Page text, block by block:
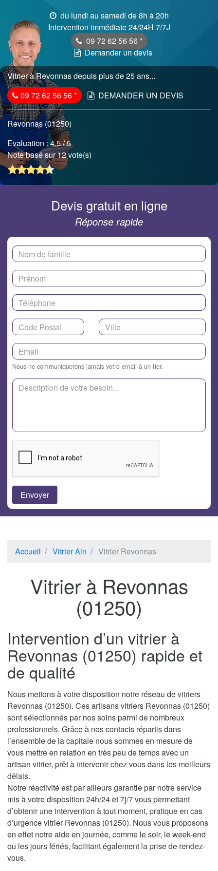
du lundi au samedi de 8h à 20h
Intervention immédiate 24/24H 7/7J
09 72 62 56 56 *
Demander un devis
Vitrier à Revonnas depuis plus de 25 ans...
09 72 62 56 56* DEMANDER UN DEVIS
Revonnas (01250)
Evaluation :4.5/ 5
Note basé sur 12 vote(s)
Devis gratuit en ligne
Réponse rapide
Nous ne communiquerons jamais votre email à un tier.
Accueil Vitrier Ain Vitrier Revonnas
Vitrier à Revonnas
(01250)
Intervention d’un vitrier à
Revonnas (01250) rapide et
de qualité
Nous mettons à votre disposition notre réseau de vitriers
Revonnas (01250). Ces artisans vitriers Revonnas (01250)
sont sélectionnés par nos soins parmi de nombreux
professionnels. Grâce à nos contacts répartis dans
l’ensemble de la capitale nous sommes en mesure de
vous mettre en relation en très peu de temps avec un
artisan vitrier, prêt à intervenir chez vous dans les meilleurs
délais.
Notre réactivité est par ailleurs garantie par notre service
mis à votre disposition 24h/24 et 7j/7 vous permettant
d’obtenir une intervention à tout moment, pratique en cas
d’urgence vitrier Revonnas (01250). Nous vous proposons
en effet notre aide en journée, comme le soir, le week-end
ou les jours fériés, facilitant également la prise de rendez-
vous.